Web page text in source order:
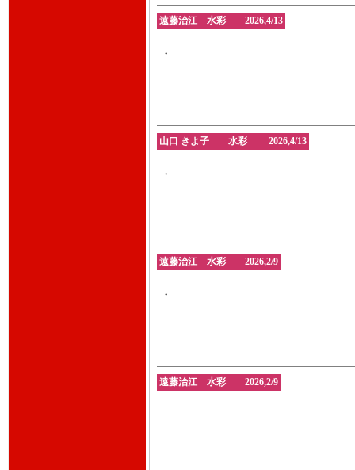
遠藤治江 水彩 2026,4/13
・
山口 きよ子 水彩 2026,4/13
・
遠藤治江 水彩 2026,2/9
・
遠藤治江 水彩 2026,2/9